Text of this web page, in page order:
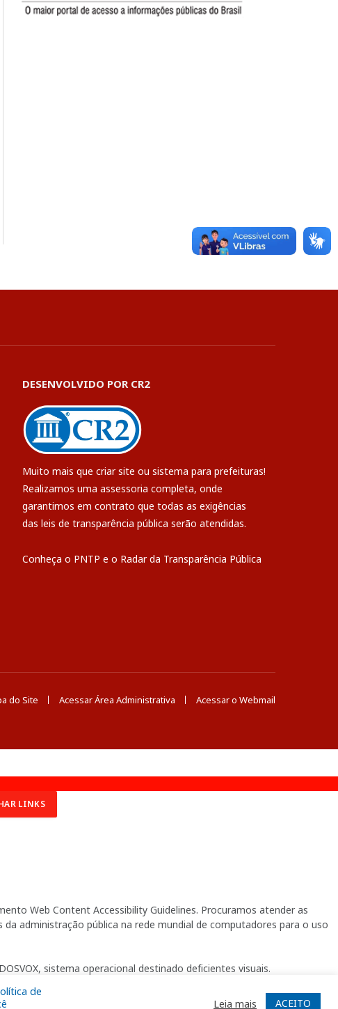
DESENVOLVIDO POR CR2
Muito mais que criar site ou sistema para prefeituras!
Realizamos uma assessoria completa, onde
garantimos em contrato que todas as exigências
das leis de transparência pública serão atendidas.
Conheça o PNTP e o Radar da Transparência Pública
do Site Acessar Área Administrativa Acessar o Webmail
de
Leia mais ACEITO
LINKS
Web Content Accessibility Guidelines. Procuramos atender as
administração pública na rede mundial de computadores para o uso
sistema operacional destinado deficientes visuais.